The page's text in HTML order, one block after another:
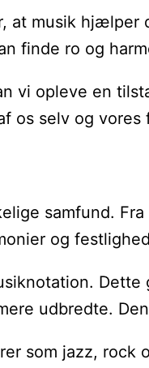
musik
finde ro og
vi opleve en
os selv og vores
samfund.
og
udbredte.
som jazz,